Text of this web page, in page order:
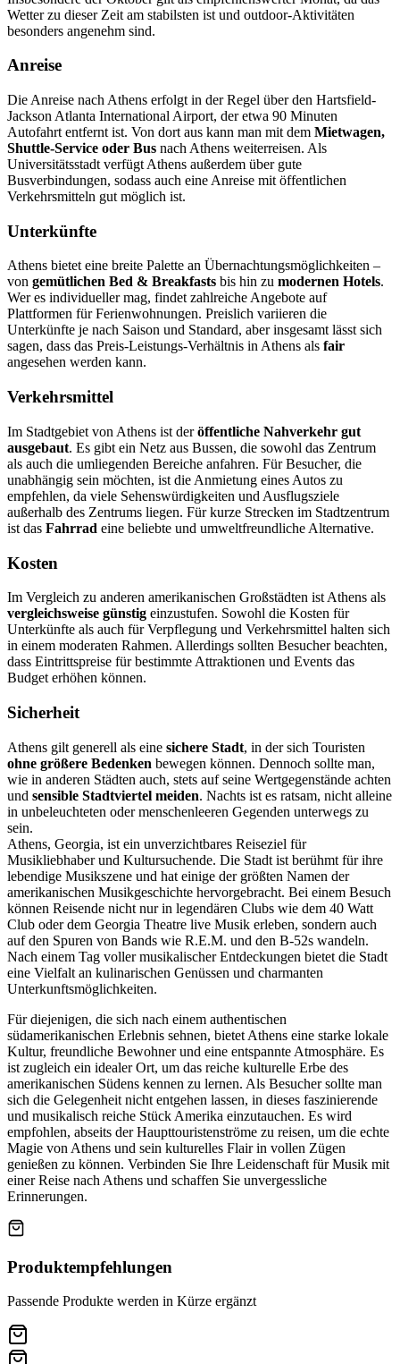
Wetter zu dieser Zeit am stabilsten ist und outdoor-Aktivitäten
besonders angenehm sind.
Anreise
Die Anreise nach Athens erfolgt in der Regel über den Hartsfield-
Jackson Atlanta International Airport, der etwa 90 Minuten
Autofahrt entfernt ist. Von dort aus kann man mit dem Mietwagen,
Shuttle-Service oder Bus nach Athens weiterreisen. Als
Universitätsstadt verfügt Athens außerdem über gute
Busverbindungen, sodass auch eine Anreise mit öffentlichen
Verkehrsmitteln gut möglich ist.
Unterkünfte
Athens bietet eine breite Palette an Übernachtungsmöglichkeiten –
von gemütlichen Bed & Breakfasts bis hin zu modernen Hotels.
Wer es individueller mag, findet zahlreiche Angebote auf
Plattformen für Ferienwohnungen. Preislich variieren die
Unterkünfte je nach Saison und Standard, aber insgesamt lässt sich
sagen, dass das Preis-Leistungs-Verhältnis in Athens als fair
angesehen werden kann.
Verkehrsmittel
Im Stadtgebiet von Athens ist deröffentliche Nahverkehr gut
ausgebaut. Es gibt ein Netz aus Bussen, die sowohl das Zentrum
als auch die umliegenden Bereiche anfahren. Für Besucher, die
unabhängig sein möchten, ist die Anmietung eines Autos zu
empfehlen, da viele Sehenswürdigkeiten und Ausflugsziele
außerhalb des Zentrums liegen. Für kurze Strecken im Stadtzentrum
ist das Fahrrad eine beliebte und umweltfreundliche Alternative.
Kosten
Im Vergleich zu anderen amerikanischen Großstädten ist Athens als
vergleichsweise günstig einzustufen. Sowohl die Kosten für
Unterkünfte als auch für Verpflegung und Verkehrsmittel halten sich
in einem moderaten Rahmen. Allerdings sollten Besucher beachten,
dass Eintrittspreise für bestimmte Attraktionen und Events das
Budget erhöhen können.
Sicherheit
Athens gilt generell als eine sichere Stadt, in der sich Touristen
ohne größere Bedenken bewegen können. Dennoch sollte man,
wie in anderen Städten auch, stets auf seine Wertgegenstände achten
und sensible Stadtviertel meiden. Nachts ist es ratsam, nicht alleine
in unbeleuchteten oder menschenleeren Gegenden unterwegs zu
sein.
Athens, Georgia, ist ein unverzichtbares Reiseziel für
Musikliebhaber und Kultursuchende. Die Stadt ist berühmt für ihre
lebendige Musikszene und hat einige der größten Namen der
amerikanischen Musikgeschichte hervorgebracht. Bei einem Besuch
können Reisende nicht nur in legendären Clubs wie dem 40 Watt
Club oder dem Georgia Theatre live Musik erleben, sondern auch
auf den Spuren von Bands wie R.E.M. und den B-52s wandeln.
Nach einem Tag voller musikalischer Entdeckungen bietet die Stadt
eine Vielfalt an kulinarischen Genüssen und charmanten
Unterkunftsmöglichkeiten.
Für diejenigen, die sich nach einem authentischen
südamerikanischen Erlebnis sehnen, bietet Athens eine starke lokale
Kultur, freundliche Bewohner und eine entspannte Atmosphäre. Es
ist zugleich ein idealer Ort, um das reiche kulturelle Erbe des
amerikanischen Südens kennen zu lernen. Als Besucher sollte man
sich die Gelegenheit nicht entgehen lassen, in dieses faszinierende
und musikalisch reiche Stück Amerika einzutauchen. Es wird
empfohlen, abseits der Haupttouristenströme zu reisen, um die echte
Magie von Athens und sein kulturelles Flair in vollen Zügen
genießen zu können. Verbinden Sie Ihre Leidenschaft für Musik mit
einer Reise nach Athens und schaffen Sie unvergessliche
Erinnerungen.
Produktempfehlungen
Passende Produkte werden in Kürze ergänzt